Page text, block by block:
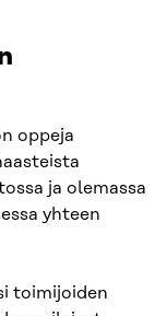
oppeja
ja olemassa
yhteen
toimijoiden